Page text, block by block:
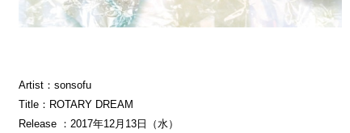
Artist：sonsofu
Title：ROTARY DREAM
Release ：2017年12月13日（水）